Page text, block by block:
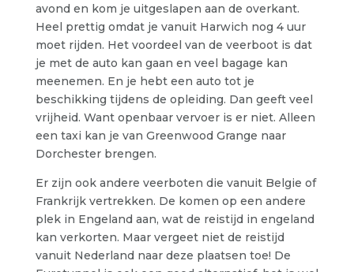
avond en kom je uitgeslapen aan de overkant.
Heel prettig omdat je vanuit Harwich nog 4 uur
moet rijden. Het voordeel van de veerboot is dat
je met de auto kan gaan en veel bagage kan
meenemen. En je hebt een auto tot je
beschikking tijdens de opleiding. Dan geeft veel
vrijheid. Want openbaar vervoer is er niet. Alleen
een taxi kan je van Greenwood Grange naar
Dorchester brengen.
Er zijn ook andere veerboten die vanuit Belgie of
Frankrijk vertrekken. De komen op een andere
plek in Engeland aan, wat de reistijd in engeland
kan verkorten. Maar vergeet niet de reistijd
vanuit Nederland naar deze plaatsen toe! De